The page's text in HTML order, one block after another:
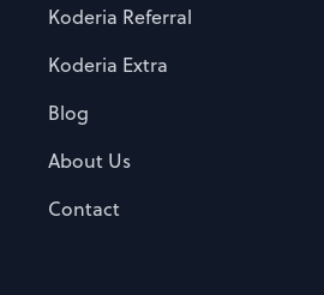
Koderia Referral
Koderia Extra
Blog
About Us
Contact